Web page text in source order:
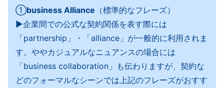
①business Alliance （標準的なフレーズ）
▶︎企業間での公式な契約関係を表す際には
「partnership」・「alliance」が一般的に利用されま
す。ややカジュアルなニュアンスの場合には
「business collaboration」も伝わりますが、契約な
どのフォーマルなシーンでは上記のフレーズがおすす